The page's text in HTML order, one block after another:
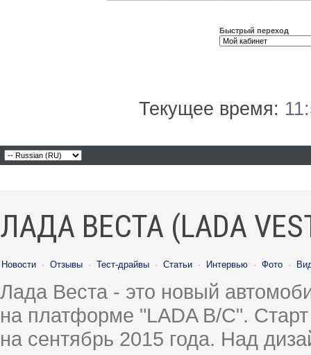
Быстрый переход
Текущее время:
ЛАДА ВЕСТА (LADA
Новости · Отзывы · Тест-драйвы · Статьи · Интервью · Фото ·
Лада Веста - это новый
на платформе "LADA B/C".
на сентябрь 2015 года. Над